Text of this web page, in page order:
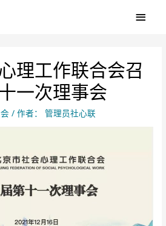
理工作联合会召
一次理事会
/ 作者： 管理员社心联